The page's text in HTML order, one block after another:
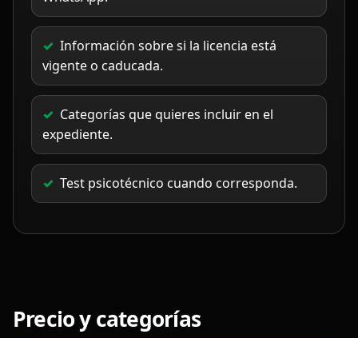
Información sobre si la licencia está
vigente o caducada.
Categorías que quieres incluir en el
expediente.
Test psicotécnico cuando corresponda.
Precio y categorías